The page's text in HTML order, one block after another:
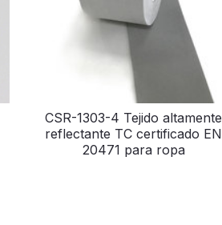
CSR-1303-4 Tejido altamente
reflectante TC certificado EN
20471 para ropa